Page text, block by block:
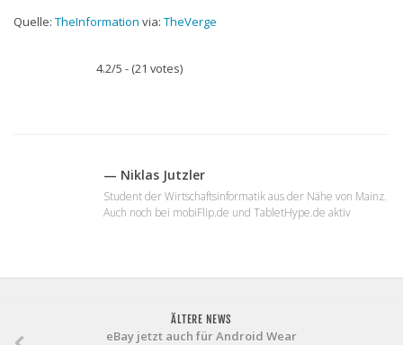
Quelle: TheInformation via: TheVerge
4.2/5 - (21 votes)
— Niklas Jutzler
Student der Wirtschaftsinformatik aus der Nähe von Mainz.
Auch noch bei mobiFlip.de und TabletHype.de aktiv
ÄLTERE NEWS
eBay jetzt auch für Android Wear